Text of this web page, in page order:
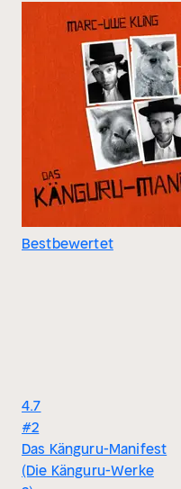
Bestbewertet
4.7
#2
Das Känguru-Manifest
(Die Känguru-Werke